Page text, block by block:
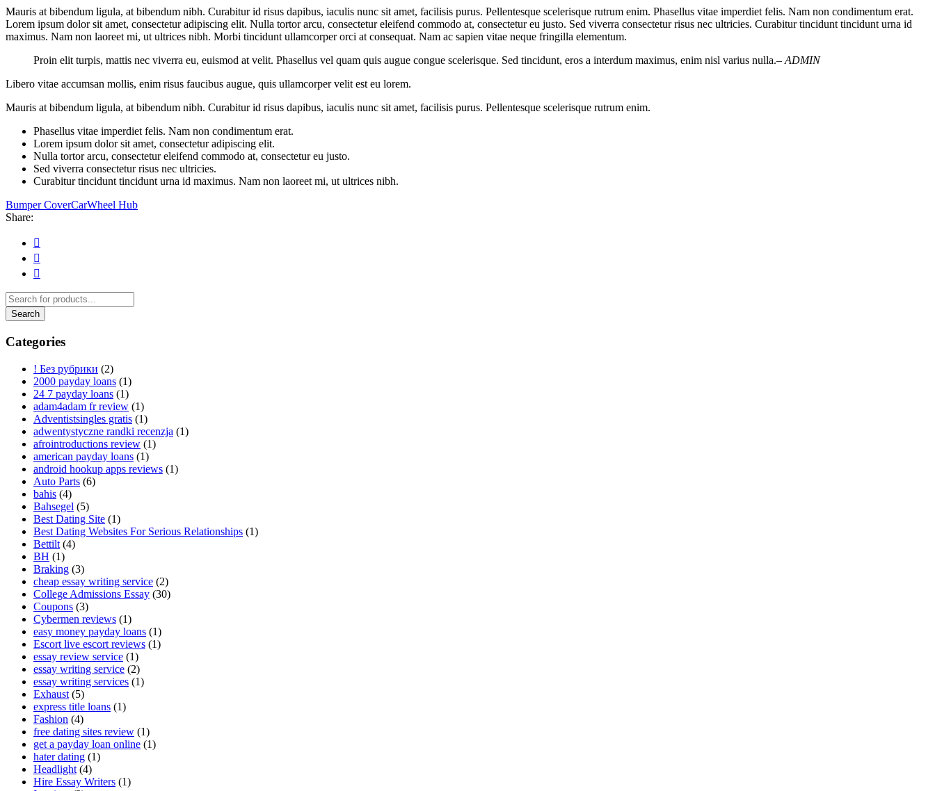
Mauris at bibendum ligula, at bibendum nibh. Curabitur id risus dapibus, iaculis nunc sit amet, facilisis purus. Pellentesque scelerisque rutrum enim. Phasellus vitae imperdiet felis. Nam non condimentum erat.
Lorem ipsum dolor sit amet, consectetur adipiscing elit. Nulla tortor arcu, consectetur eleifend commodo at, consectetur eu justo. Sed viverra consectetur risus nec ultricies. Curabitur tincidunt tincidunt urna id
maximus. Nam non laoreet mi, ut ultrices nibh. Morbi tincidunt ullamcorper orci at consequat. Nam ac sapien vitae neque fringilla elementum.
Proin elit turpis, mattis nec viverra eu, euismod at velit. Phasellus vel quam quis augue congue scelerisque. Sed tincidunt, eros a interdum maximus, enim nisl varius nulla.– ADMIN
Libero vitae accumsan mollis, enim risus faucibus augue, quis ullamcorper velit est eu lorem.
Mauris at bibendum ligula, at bibendum nibh. Curabitur id risus dapibus, iaculis nunc sit amet, facilisis purus. Pellentesque scelerisque rutrum enim.
Phasellus vitae imperdiet felis. Nam non condimentum erat.
Lorem ipsum dolor sit amet, consectetur adipiscing elit.
Nulla tortor arcu, consectetur eleifend commodo at, consectetur eu justo.
Sed viverra consectetur risus nec ultricies.
Curabitur tincidunt tincidunt urna id maximus. Nam non laoreet mi, ut ultrices nibh.
Bumper CoverCarWheel Hub
Share:
Categories
! Без рубрики (2)
2000 payday loans (1)
24 7 payday loans (1)
adam4adam fr review (1)
Adventistsingles gratis (1)
adwentystyczne randki recenzja (1)
afrointroductions review (1)
american payday loans (1)
android hookup apps reviews (1)
Auto Parts (6)
bahis (4)
Bahsegel (5)
Best Dating Site (1)
Best Dating Websites For Serious Relationships (1)
Bettilt (4)
BH (1)
Braking (3)
cheap essay writing service (2)
College Admissions Essay (30)
Coupons (3)
Cybermen reviews (1)
easy money payday loans (1)
Escort live escort reviews (1)
essay review service (1)
essay writing service (2)
essay writing services (1)
Exhaust (5)
express title loans (1)
Fashion (4)
free dating sites review (1)
get a payday loan online (1)
hater dating (1)
Headlight (4)
Hire Essay Writers (1)